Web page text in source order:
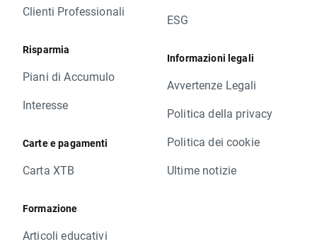
Clienti Professionali
Risparmia
Piani di Accumulo
Interesse
Carte e pagamenti
Carta XTB
Formazione
Articoli educativi
ESG
Informazioni legali
Avvertenze Legali
Politica della privacy
Politica dei cookie
Ultime notizie